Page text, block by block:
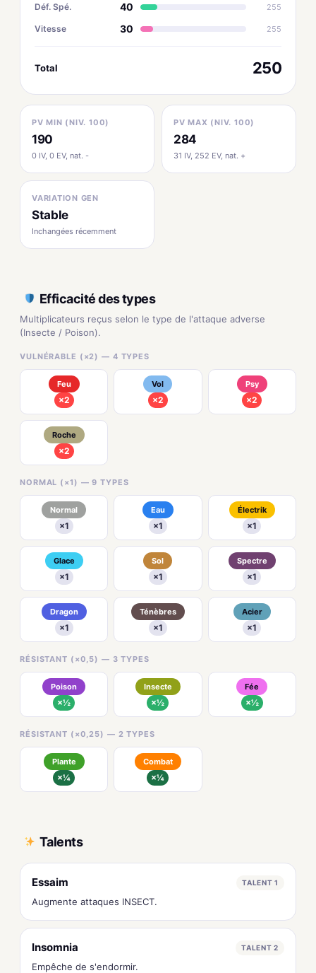
Déf. Spé. 40 255
Vitesse 30 255
Total 250
PV MIN (NIV. 100)
190
0 IV, 0 EV, nat. -
PV MAX (NIV. 100)
284
31 IV, 252 EV, nat. +
VARIATION GEN
Stable
Inchangées récemment
Efficacité des types
Multiplicateurs reçus selon le type de l'attaque adverse
(Insecte / Poison).
VULNÉRABLE (×2) — 4 TYPES
Feu
×2
Vol
×2
Psy
×2
Roche
×2
NORMAL (×1) — 9 TYPES
Normal
×1
Eau
×1
Électrik
×1
Glace
×1
Sol
×1
Spectre
×1
Dragon
×1
Ténèbres
×1
Acier
×1
RÉSISTANT (×0,5) — 3 TYPES
Poison
×½
Insecte
×½
Fée
×½
RÉSISTANT (×0,25) — 2 TYPES
Plante
×¼
Combat
×¼
Talents
Essaim TALENT 1
Augmente attaques INSECT.
Insomnia TALENT 2
Empêche de s'endormir.